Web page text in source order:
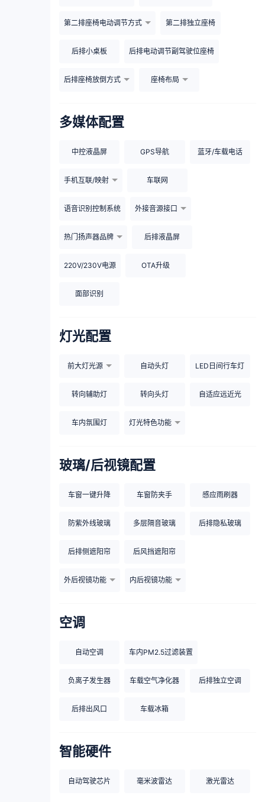
第二排座椅电动调节方式 第二排独立座椅
后排小桌板 后排电动调节副驾驶位座椅
后排座椅放倒方式 座椅布局
多媒体配置
中控液晶屏 GPS导航 蓝牙/车载电话
手机互联/映射 车联网
语音识别控制系统 外接音源接口
热门扬声器品牌 后排液晶屏
220V/230V电源 OTA升级
面部识别
灯光配置
前大灯光源 自动头灯 LED日间行车灯
转向辅助灯 转向头灯 自适应远近光
车内氛围灯 灯光特色功能
玻璃/后视镜配置
车窗一键升降 车窗防夹手 感应雨刷器
防紫外线玻璃 多层隔音玻璃 后排隐私玻璃
后排侧遮阳帘 后风挡遮阳帘
外后视镜功能 内后视镜功能
空调
自动空调 车内PM2.5过滤装置
负离子发生器 车载空气净化器 后排独立空调
后排出风口 车载冰箱
智能硬件
自动驾驶芯片 毫米波雷达 激光雷达